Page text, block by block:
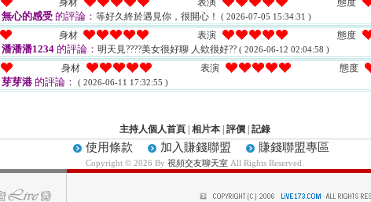
身材 表演 態度
無心的感受 的評論： 等好久終於遇見你，很開心！ ( 2026-07-05 15:34:31 )
身材 表演 態度
潘潘潘1234 的評論： 明天見????美女很好聊 人欸很好?? ( 2026-06-12 02:04:58 )
身材 表演 態度
芽芽港 的評論： ( 2026-06-11 17:32:55 )
主持人個人首頁 相片本 評價 記錄
使用條款 加入賺錢聯盟 賺錢聯盟專區
Copyright © 2026 By 視頻交友聊天室 All Rights Reserved.